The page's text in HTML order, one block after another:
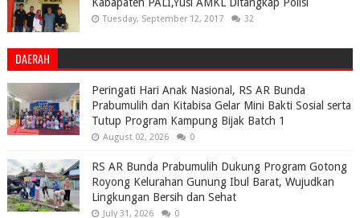
Tuesday, September 12, 2017 32
DAERAH
Peringati Hari Anak Nasional, RS AR Bunda
Prabumulih dan Kitabisa Gelar Mini Bakti Sosial serta
Tutup Program Kampung Bijak Batch 1
August 02, 2026 0
RS AR Bunda Prabumulih Dukung Program Gotong
Royong Kelurahan Gunung Ibul Barat, Wujudkan
Lingkungan Bersih dan Sehat
July 31, 2026 0